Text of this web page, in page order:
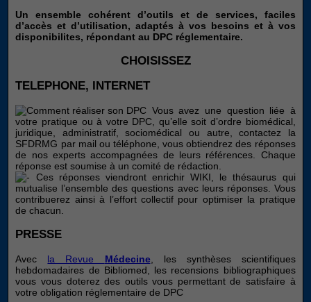
Un ensemble cohérent d’outils et de services, faciles
d’accès et d’utilisation, adaptés à vos besoins et à vos
disponibilites, répondant au DPC réglementaire.
CHOISISSEZ
TELEPHONE, INTERNET
Vous avez une question liée à
votre pratique ou à votre DPC, qu’elle soit d’ordre biomédical,
juridique, administratif, sociomédical ou autre, contactez la
SFDRMG par mail ou téléphone, vous obtiendrez des réponses
de nos experts accompagnées de leurs références. Chaque
réponse est soumise à un comité de rédaction.
Ces réponses viendront enrichir WIKI, le thésaurus qui
mutualise l’ensemble des questions avec leurs réponses. Vous
contribuerez ainsi à l’effort collectif pour optimiser la pratique
de chacun.
PRESSE
Avec la Revue Médecine, les synthèses scientifiques
hebdomadaires de Bibliomed, les recensions bibliographiques
vous vous doterez des outils vous permettant de satisfaire à
votre obligation réglementaire de DPC